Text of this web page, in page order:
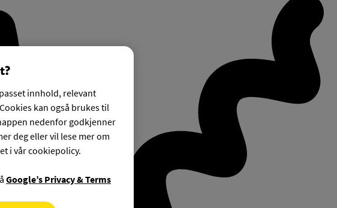
innhold, relevant
kan også brukes til
nedenfor godkjenner
deg eller vil lese mer om
i vår cookiepolicy.
Google’s Privacy & Terms